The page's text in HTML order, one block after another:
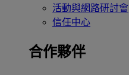
活動與網路研討會
信任中心
合作夥伴